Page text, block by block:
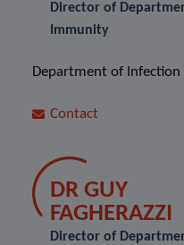
Director of
Immunity
Department of
Contact
DR GUY
FAGHERAZZI
Director of